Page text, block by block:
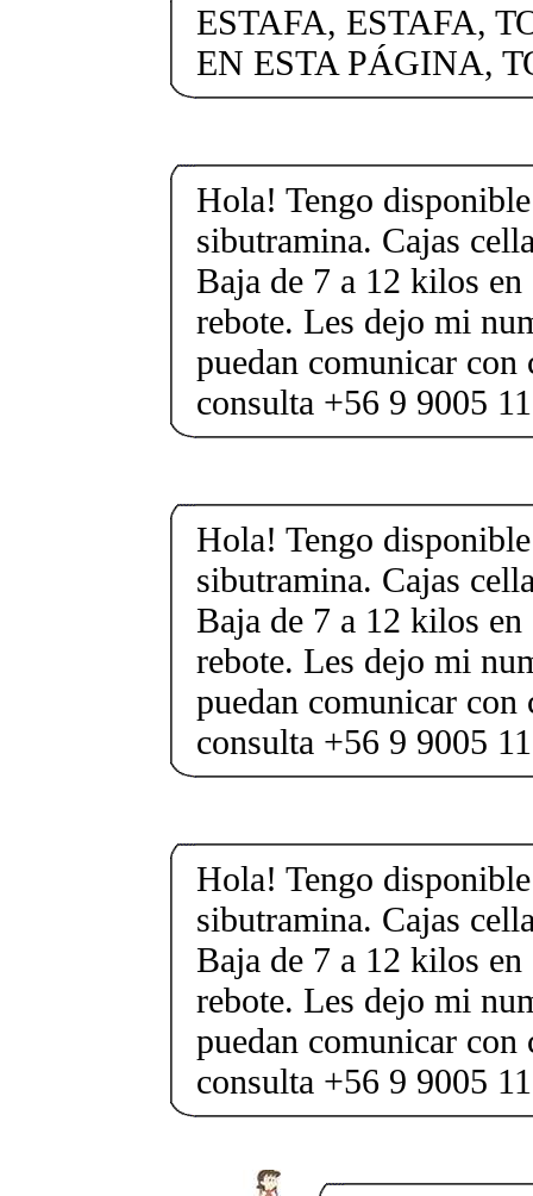
ESTAFA, ESTAFA,
EN ESTA PÁGINA,
Hola! Tengo
sibutramina. Cajas
Baja de 7 a 12 kilos
rebote. Les dejo mi
puedan comunicar con
consulta +56 9 9005
Hola! Tengo
sibutramina. Cajas
Baja de 7 a 12 kilos
rebote. Les dejo mi
puedan comunicar con
consulta +56 9 9005
Hola! Tengo
sibutramina. Cajas
Baja de 7 a 12 kilos
rebote. Les dejo mi
puedan comunicar con
consulta +56 9 9005